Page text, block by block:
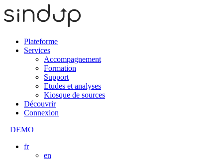
Plateforme
Services
Accompagnement
Formation
Support
Etudes et analyses
Kiosque de sources
Découvrir
Connexion
DEMO
fr
en